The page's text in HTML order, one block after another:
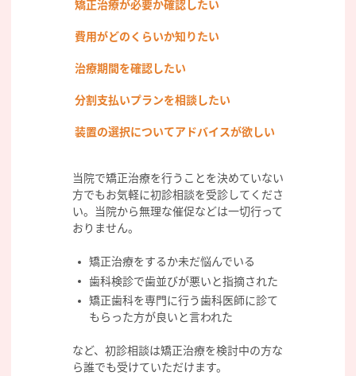
矯正治療が必要か確認したい
費用がどのくらいか知りたい
治療期間を確認したい
分割支払いプランを相談したい
装置の選択についてアドバイスが欲しい
当院で矯正治療を行うことを決めていない
方でもお気軽に初診相談を受診してくださ
い。当院から無理な催促などは一切行って
おりません。
矯正治療をするか未だ悩んでいる
歯科検診で歯並びが悪いと指摘された
矯正歯科を専門に行う歯科医師に診て
もらった方が良いと言われた
など、初診相談は矯正治療を検討中の方な
ら誰でも受けていただけます。